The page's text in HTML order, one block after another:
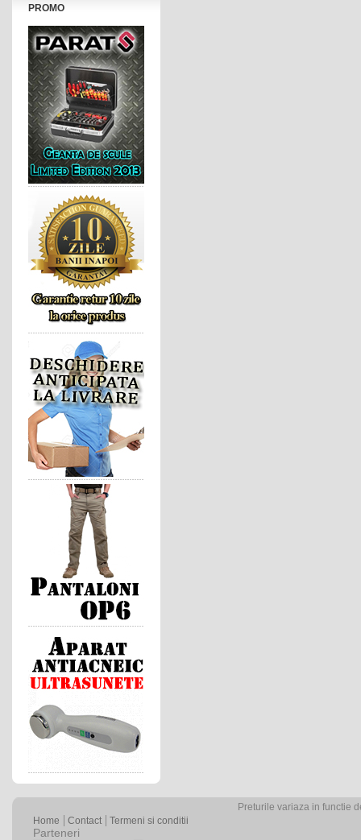
PROMO
Preturile variaza in functie
Home
Contact Termeni si conditii
Parteneri